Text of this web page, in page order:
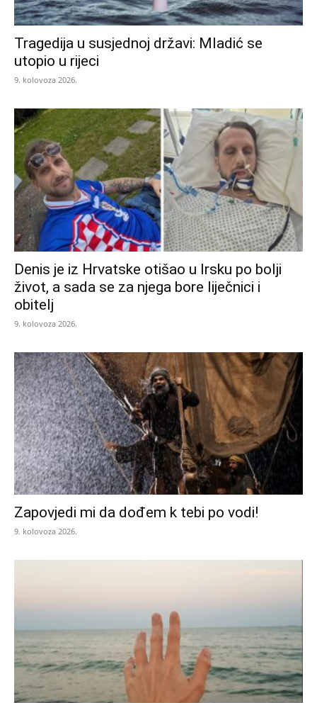
Tragedija u susjednoj državi: Mladić se
utopio u rijeci
9. kolovoza 2026.
Denis je iz Hrvatske otišao u Irsku po bolji
život, a sada se za njega bore liječnici i
obitelj
9. kolovoza 2026.
Zapovjedi mi da dođem k tebi po vodi!
9. kolovoza 2026.